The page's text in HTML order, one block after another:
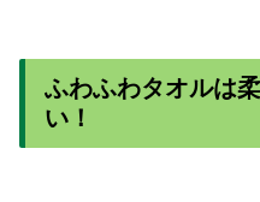
ふわふわタオルは
い！